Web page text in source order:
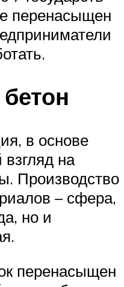
перенасыщен
в основе
на
Производство
– сфера,
но и
перенасыщен